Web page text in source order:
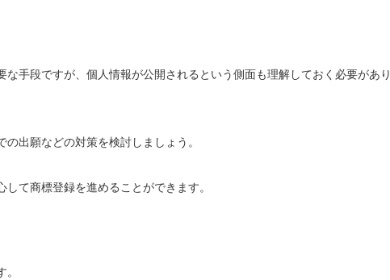
手段ですが、個人情報が公開されるという側面も理解しておく必要があ
出願などの対策を検討しましょう。
て商標登録を進めることができます。